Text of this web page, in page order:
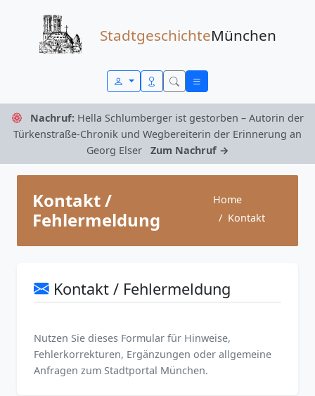
StadtgeschichteMünchen
Nachruf: Hella Schlumberger ist gestorben – Autorin der
Türkenstraße-Chronik und Wegbereiterin der Erinnerung an
Georg Elser
Zum Nachruf →
Kontakt /
Fehlermeldung
Home
Kontakt
Kontakt / Fehlermeldung
Nutzen Sie dieses Formular für Hinweise,
Fehlerkorrekturen, Ergänzungen oder allgemeine
Anfragen zum Stadtportal München.